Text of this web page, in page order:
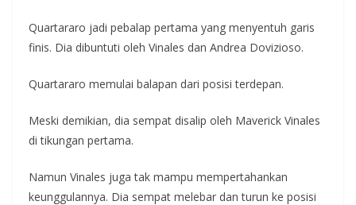
Quartararo jadi pebalap pertama yang menyentuh garis
finis. Dia dibuntuti oleh Vinales dan Andrea Dovizioso.
Quartararo memulai balapan dari posisi terdepan.
Meski demikian, dia sempat disalip oleh Maverick Vinales
di tikungan pertama.
Namun Vinales juga tak mampu mempertahankan
keunggulannya. Dia sempat melebar dan turun ke posisi